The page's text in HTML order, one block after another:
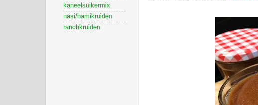
kaneelsuikermix
nasi/bamikruiden
ranchkruiden